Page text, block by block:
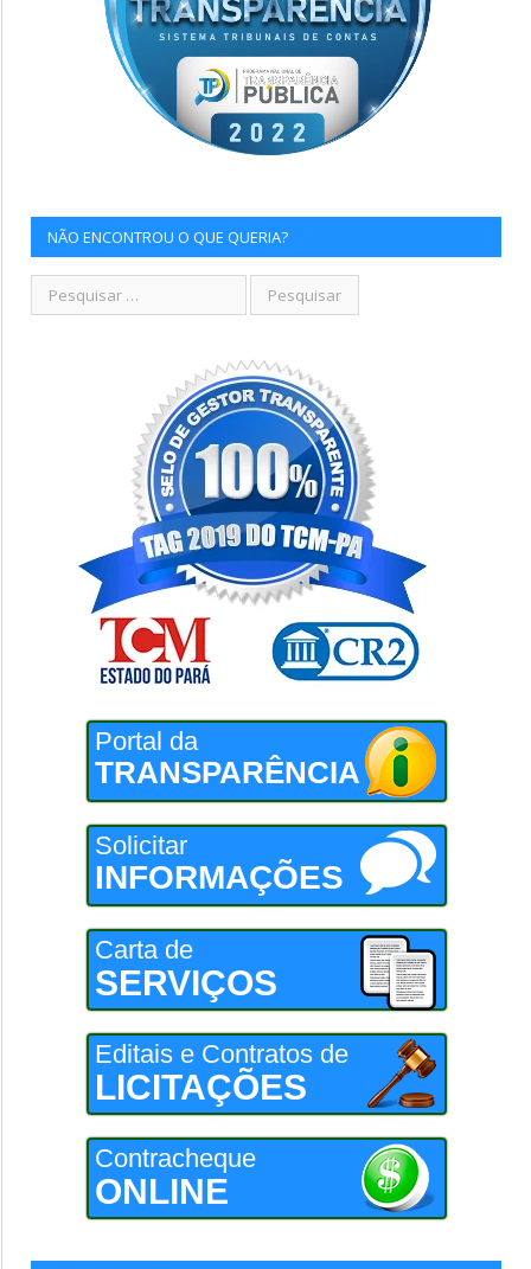
NÃO ENCONTROU O QUE QUERIA?
Portal da
TRANSPARÊNCIA
Solicitar
INFORMAÇÕES
Carta de
SERVIÇOS
Editais e Contratos de
LICITAÇÕES
Contracheque
ONLINE